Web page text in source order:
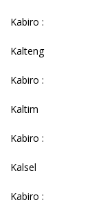
Kabiro :
Kalteng
Kabiro :
Kaltim
Kabiro :
Kalsel
Kabiro :